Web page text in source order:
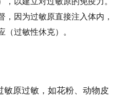
因为过敏原直接注入体内，
过敏性休克）。
原过敏，如花粉、动物皮